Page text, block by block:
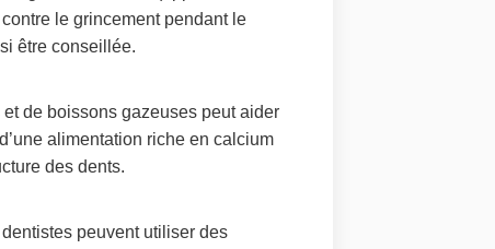
le grincement pendant le
être conseillée.
de boissons gazeuses peut aider
alimentation riche en calcium
des dents.
peuvent utiliser des